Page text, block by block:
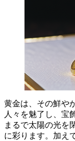
黄金は、その鮮や
人々を魅了し、宝
まるで太陽の光を
に彩ります。加え